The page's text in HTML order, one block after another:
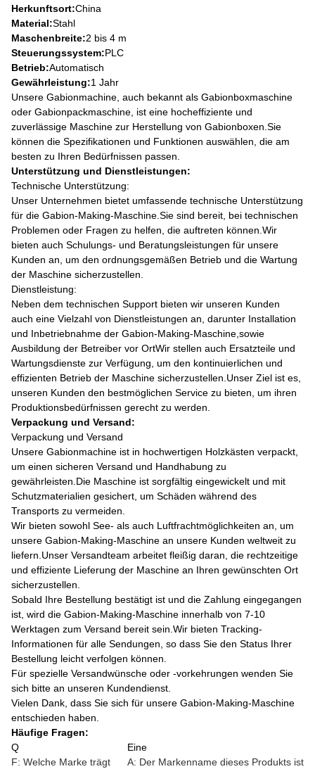
Herkunftsort:China
Material:Stahl
Maschenbreite:2 bis 4 m
Steuerungssystem:PLC
Betrieb:Automatisch
Gewährleistung:1 Jahr
Unsere Gabionmachine, auch bekannt als Gabionboxmaschine
oder Gabionpackmaschine, ist eine hocheffiziente und
zuverlässige Maschine zur Herstellung von Gabionboxen.Sie
können die Spezifikationen und Funktionen auswählen, die am
besten zu Ihren Bedürfnissen passen.
Unterstützung und Dienstleistungen:
Technische Unterstützung:
Unser Unternehmen bietet umfassende technische Unterstützung
für die Gabion-Making-Maschine.Sie sind bereit, bei technischen
Problemen oder Fragen zu helfen, die auftreten können.Wir
bieten auch Schulungs- und Beratungsleistungen für unsere
Kunden an, um den ordnungsgemäßen Betrieb und die Wartung
der Maschine sicherzustellen.
Dienstleistung:
Neben dem technischen Support bieten wir unseren Kunden
auch eine Vielzahl von Dienstleistungen an, darunter Installation
und Inbetriebnahme der Gabion-Making-Maschine,sowie
Ausbildung der Betreiber vor OrtWir stellen auch Ersatzteile und
Wartungsdienste zur Verfügung, um den kontinuierlichen und
effizienten Betrieb der Maschine sicherzustellen.Unser Ziel ist es,
unseren Kunden den bestmöglichen Service zu bieten, um ihren
Produktionsbedürfnissen gerecht zu werden.
Verpackung und Versand:
Verpackung und Versand
Unsere Gabionmachine ist in hochwertigen Holzkästen verpackt,
um einen sicheren Versand und Handhabung zu
gewährleisten.Die Maschine ist sorgfältig eingewickelt und mit
Schutzmaterialien gesichert, um Schäden während des
Transports zu vermeiden.
Wir bieten sowohl See- als auch Luftfrachtmöglichkeiten an, um
unsere Gabion-Making-Maschine an unsere Kunden weltweit zu
liefern.Unser Versandteam arbeitet fleißig daran, die rechtzeitige
und effiziente Lieferung der Maschine an Ihren gewünschten Ort
sicherzustellen.
Sobald Ihre Bestellung bestätigt ist und die Zahlung eingegangen
ist, wird die Gabion-Making-Maschine innerhalb von 7-10
Werktagen zum Versand bereit sein.Wir bieten Tracking-
Informationen für alle Sendungen, so dass Sie den Status Ihrer
Bestellung leicht verfolgen können.
Für spezielle Versandwünsche oder -vorkehrungen wenden Sie
sich bitte an unseren Kundendienst.
Vielen Dank, dass Sie sich für unsere Gabion-Making-Maschine
entschieden haben.
Häufige Fragen:
Q
Eine
F: Welche Marke trägt
A: Der Markenname dieses Produkts ist